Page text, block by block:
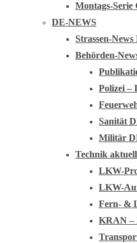
Montags-Serie
DE-NEWS
Strassen-News
Behörden-
Polizei –
Sanität
Militär
Technik
LKW-
LKW-
Fern- &
KRAN –